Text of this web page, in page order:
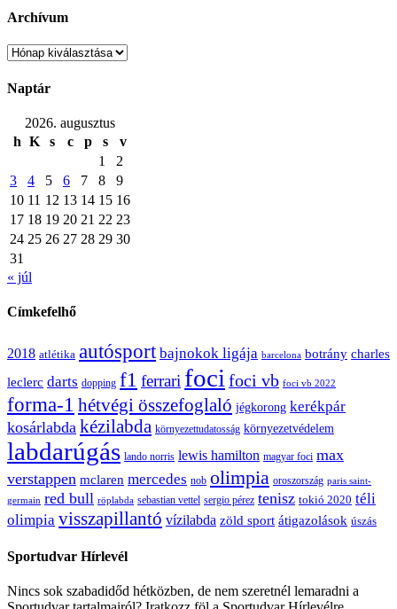
Archívum
Archívum
Naptár
2026. augusztus
h K s c p s
v
1
2
3
4 5 6 7 8
9
10 11 12 13 14 15 16
17 18 19 20 21 22 23
24 25 26 27 28 29 30
31
« júl
Címkefelhő
2018 atlétika autósport bajnokok ligája barcelona botrány charles
leclerc darts dopping f1 ferrari foci foci vb foci vb 2022
forma-1 hétvégi összefoglaló jégkorong kerékpár
kosárlabda kézilabda környezettudatosság környezetvédelem
labdarúgás lando norris lewis hamilton magyar foci max
verstappen mclaren mercedes nob olimpia oroszország paris saint-
germain red bull röplabda sebastian vettel sergio pérez tenisz tokió 2020 téli
olimpia visszapillantó vízilabda zöld sport átigazolások úszás
Sportudvar Hírlevél
Nincs sok szabadidőd hétközben, de nem szeretnél lemaradni a